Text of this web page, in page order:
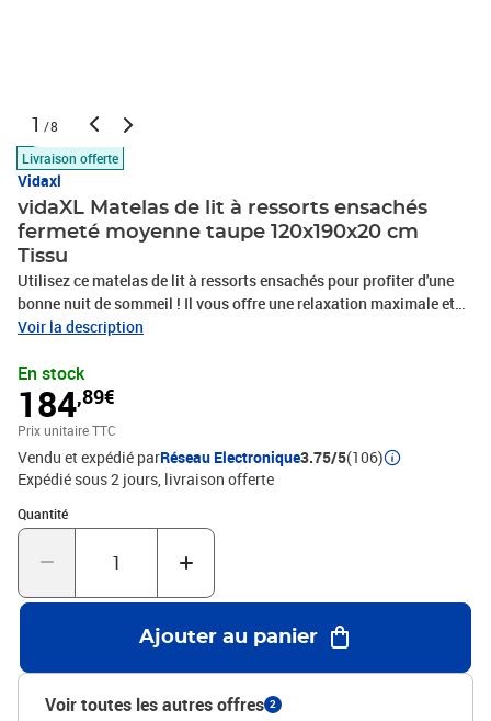
1 /8
Livraison offerte
Vidaxl
vidaXL Matelas de lit à ressorts ensachés
fermeté moyenne taupe 120x190x20 cm
Tissu
Utilisez ce matelas de lit à ressorts ensachés pour profiter d'une
bonne nuit de sommeil ! Il vous offre une relaxation maximale et
un sommeil agréable. Tissu durable : le tissu présente un aspect
ressort ensaché individuel intégré est connu pour sa très haute
qualité tout en assurant un haut niveau de durabilité et
d'adaptabilité. Il peut absorber efficacement le bruit et les chocs
causés par les sauts et les rotations.Mousse confortable : la
mousse absorbe les chocs et peut détecter la pression et bien
soutenir le corps. En même temps, elle peut aussi soulager la
fatigue, ce qui la rend idéale pour la circulation sanguine, et vous
offre une relaxation et un repos complets. Ainsi, elle améliore la
qualité du sommeil.Support moyen-dur : ce matelas de lit offre
confort. Il est donc idéal pour les personnes qui dorment sur le dos
ou sur le ventre. Bon à savoir :Pour des raisons d'hygiène, le
matelas ne peut pas être retourné si l'emballage est retiré ou
ouvert.Couleur : blanc et taupeMatériau : tissu (100 %
polyester)Matériau de remplissage : ressorts ensachés,
Voir la description
En stock
184,89€
Prix unitaire TTC
Vendu et expédié parRéseau Electronique3.75/5(106)
Expédié sous 2 jours livraison offerte
Quantité
Quantité : 1
Ajouter au panier
Voir toutes les autres offres 2